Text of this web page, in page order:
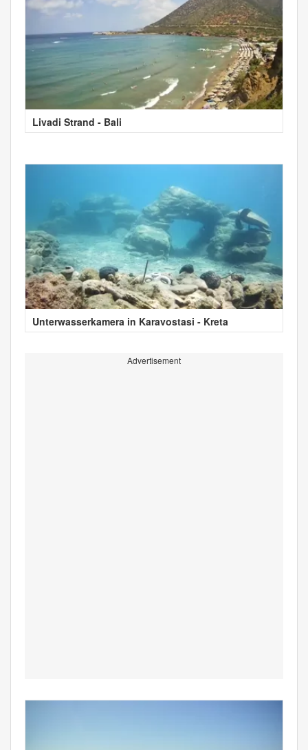
Livadi Strand - Bali
Unterwasserkamera in Karavostasi - Kreta
Advertisement